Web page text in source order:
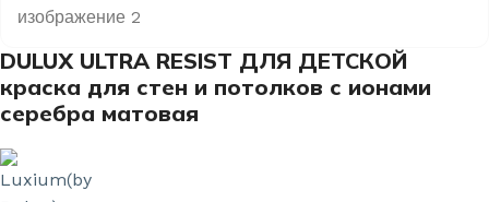
DULUX ULTRA RESIST ДЛЯ ДЕТСКОЙ
краска для стен и потолков с ионами
серебра матовая